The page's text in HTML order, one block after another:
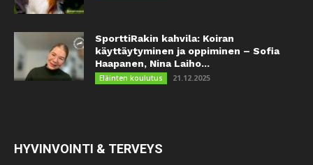
SporttiRakin kahvila: Koiran
käyttäytyminen ja oppiminen – Sofia
Haapanen, Nina Laiho...
Eläinten koulutus 21.12.2025
HYVINVOINTI & TERVEYS